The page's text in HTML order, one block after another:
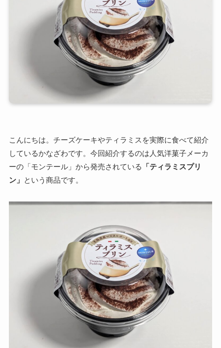
こんにちは。チーズケーキやティラミスを実際に食べて紹介
しているかなざわです。今回紹介するのは人気洋菓子メーカ
ーの「モンテール」から発売されている
「ティラミスプリ
ン」 という商品です。